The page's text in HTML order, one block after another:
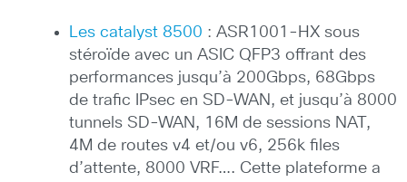
Les catalyst 8500 : ASR1001-HX sous
stéroïde avec un ASIC QFP3 offrant des
performances jusqu’à 200Gbps, 68Gbps
de trafic IPsec en SD-WAN, et jusqu’à 8000
tunnels SD-WAN, 16M de sessions NAT,
4M de routes v4 et/ou v6, 256k files
d’attente, 8000 VRF…. Cette plateforme a